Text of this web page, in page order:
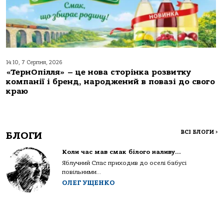
14:10, 7 Серпня, 2026
«ТернОпілля» – це нова сторінка розвитку
компанії і бренд, народжений в повазі до свого
краю
БЛОГИ ВСІ БЛОГИ >
Коли час мав смак білого наливу…
Яблучний Спас приходив до оселі бабусі
повільними...
ОЛЕГ УЩЕНКО